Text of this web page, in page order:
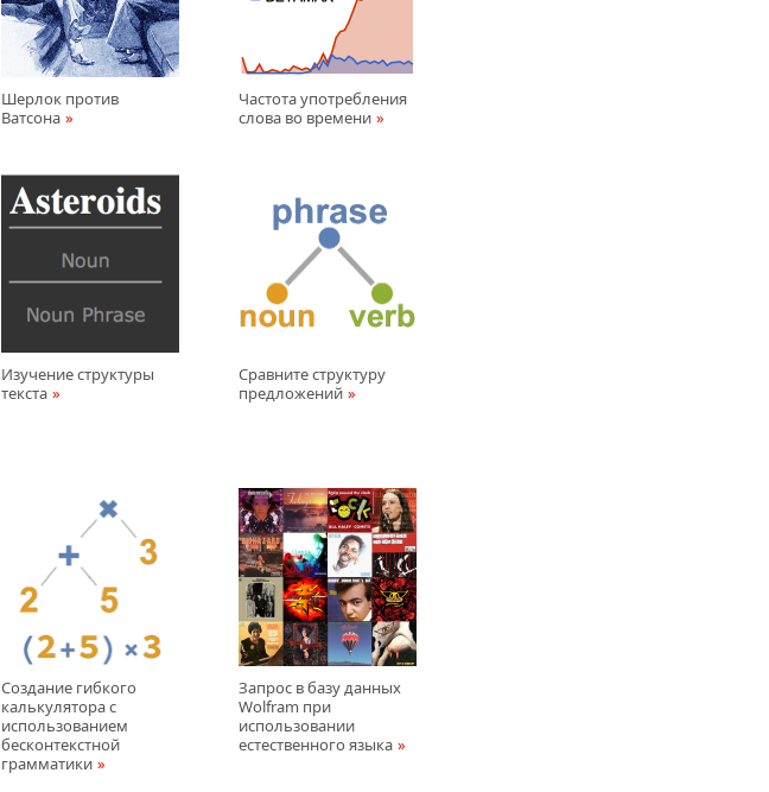
Шерлок против
Ватсона
Частота употребления
слова во времени
Изучение структуры
текста
Сравните структуру
предложений
Создание гибкого
калькулятора с
использованием
бесконтекстной
грамматики
Запрос в базу данных
Wolfram при
использовании
естественного языка